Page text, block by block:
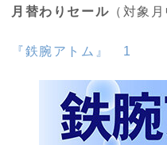
月替わりセール （対象
『鉄腕アトム』 1